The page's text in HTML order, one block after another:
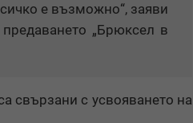
е възможно“, заяви
„Брюксел в
свързани с усвояването на